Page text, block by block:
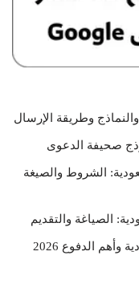
وطريقة الإرسال
صحيفة الدعوى
الشروط والصيغة
الصياغة والتقديم
الدفوع 2026